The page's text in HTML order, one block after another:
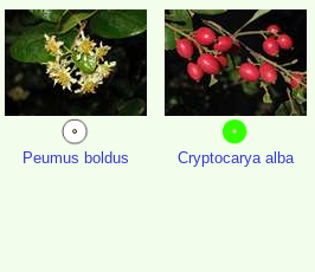
Peumus boldus Cryptocarya alba